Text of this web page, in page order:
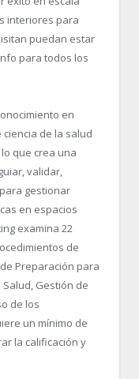
interiores para
puedan estar
para todos los
en
de la salud
que crea una
validar,
gestionar
en espacios
examina 22
de
Preparación para
Salud, Gestión de
de los
un mínimo de
la calificación y